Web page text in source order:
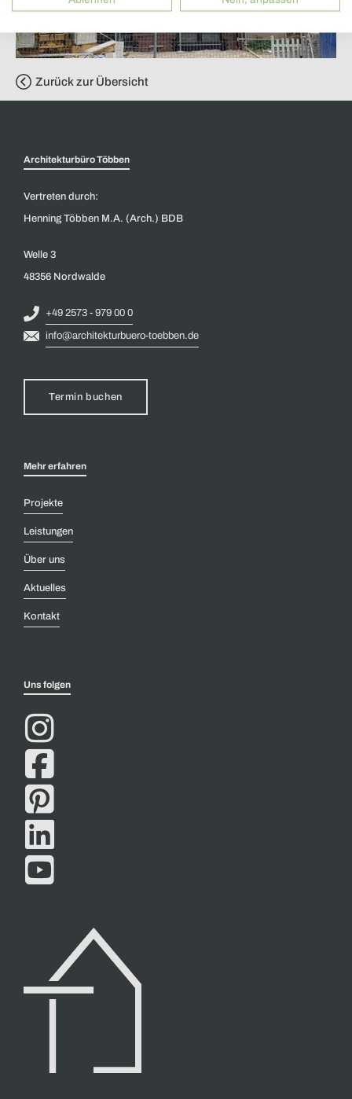
Zurück zur Übersicht
Architekturbüro Többen
Vertreten durch:
Henning Többen M.A. (Arch.) BDB
Welle 3
48356 Nordwalde
+49 2573 - 979 00 0
info@architekturbuero-toebben.de
Termin buchen
Mehr erfahren
Projekte
Leistungen
Über uns
Aktuelles
Kontakt
Uns folgen




